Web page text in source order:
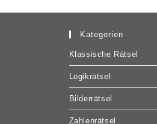
Kategorien
Klassische Rätsel
Logikrätsel
Bilderrätsel
Zahlenrätsel